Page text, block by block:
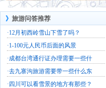
》 旅游问答推荐
·12月初西岭雪山下雪了吗？
·1-100元人民币后面的风景
·成都台湾通行证办理需要一些什
·去九寨沟旅游需要带一些什么东
· 四川可以看雪景的地方有那些？